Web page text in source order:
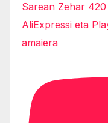
Sarean Zehar
AliExpressi eta
amaiera